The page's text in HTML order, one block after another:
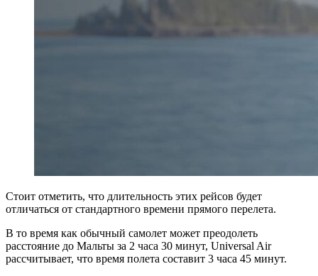
Стоит отметить, что длительность этих рейсов будет
отличаться от стандартного времени прямого перелета.
В то время как обычный самолет может преодолеть
расстояние до Мальты за 2 часа 30 минут, Universal Air
рассчитывает, что время полета составит 3 часа 45 минут.